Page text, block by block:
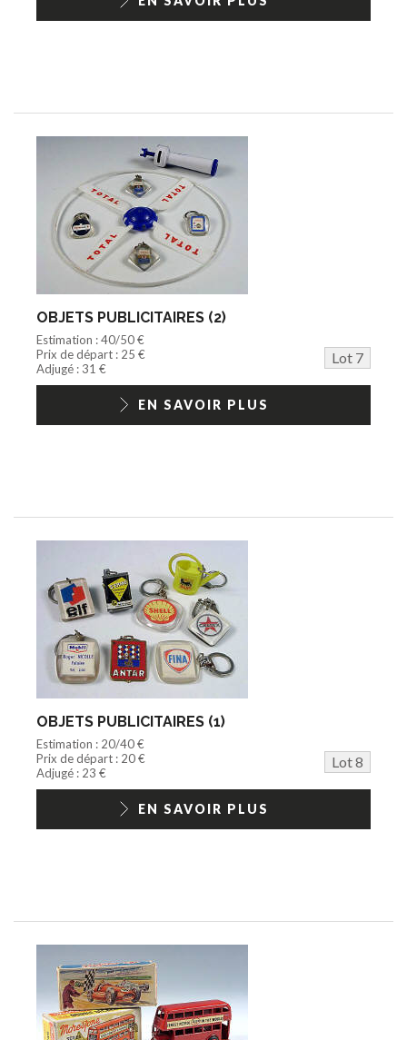
OBJETS PUBLICITAIRES (2)
Estimation : 40/50 €
Prix de départ : 25 €
Lot 7
Adjugé : 31 €
EN SAVOIR PLUS
OBJETS PUBLICITAIRES (1)
Estimation : 20/40 €
Prix de départ : 20 €
Lot 8
Adjugé : 23 €
EN SAVOIR PLUS